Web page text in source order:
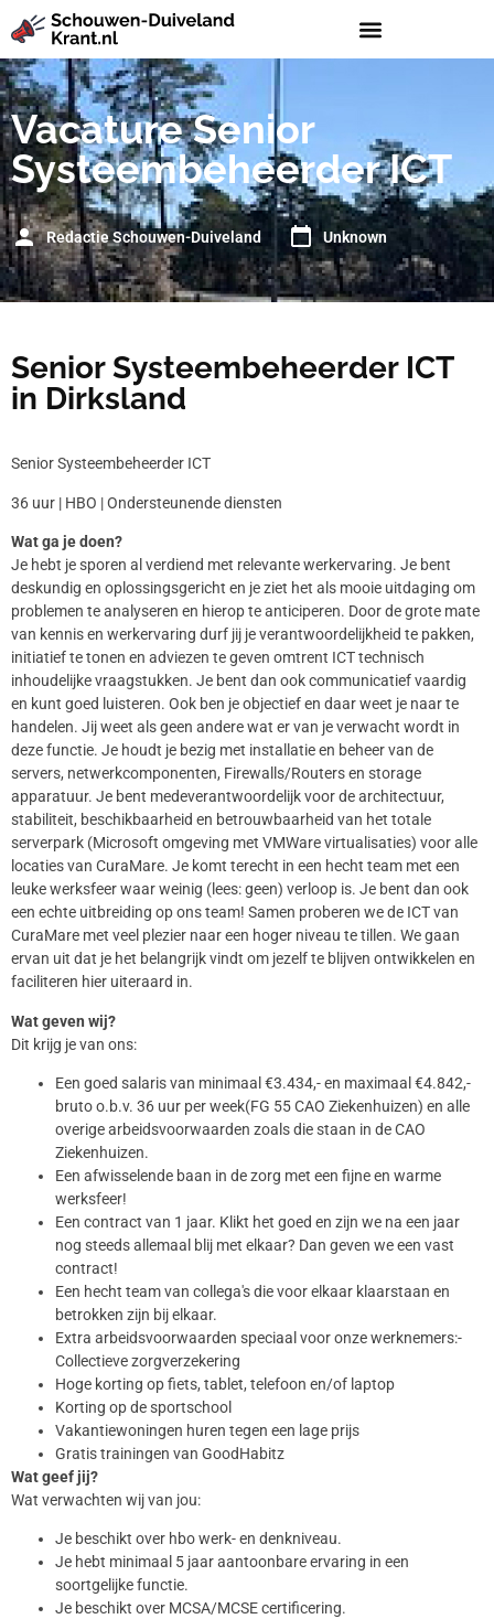
Vacature Senior
Systeembeheerder ICT
Redactie Schouwen-Duiveland Unknown
Senior Systeembeheerder ICT
in Dirksland
Senior Systeembeheerder ICT
36 uur | HBO | Ondersteunende diensten
Wat ga je doen?
Je hebt je sporen al verdiend met relevante werkervaring. Je bent
deskundig en oplossingsgericht en je ziet het als mooie uitdaging om
problemen te analyseren en hierop te anticiperen. Door de grote mate
van kennis en werkervaring durf jij je verantwoordelijkheid te pakken,
initiatief te tonen en adviezen te geven omtrent ICT technisch
inhoudelijke vraagstukken. Je bent dan ook communicatief vaardig
en kunt goed luisteren. Ook ben je objectief en daar weet je naar te
handelen. Jij weet als geen andere wat er van je verwacht wordt in
deze functie. Je houdt je bezig met installatie en beheer van de
servers, netwerkcomponenten, Firewalls/Routers en storage
apparatuur. Je bent medeverantwoordelijk voor de architectuur,
stabiliteit, beschikbaarheid en betrouwbaarheid van het totale
serverpark (Microsoft omgeving met VMWare virtualisaties) voor alle
locaties van CuraMare. Je komt terecht in een hecht team met een
leuke werksfeer waar weinig (lees: geen) verloop is. Je bent dan ook
een echte uitbreiding op ons team! Samen proberen we de ICT van
CuraMare met veel plezier naar een hoger niveau te tillen. We gaan
ervan uit dat je het belangrijk vindt om jezelf te blijven ontwikkelen en
faciliteren hier uiteraard in.
Wat geven wij?
Dit krijg je van ons:
Een goed salaris van minimaal €3.434,- en maximaal €4.842,-
bruto o.b.v. 36 uur per week(FG 55 CAO Ziekenhuizen) en alle
overige arbeidsvoorwaarden zoals die staan in de CAO
Ziekenhuizen.
Een afwisselende baan in de zorg met een fijne en warme
werksfeer!
Een contract van 1 jaar. Klikt het goed en zijn we na een jaar
nog steeds allemaal blij met elkaar? Dan geven we een vast
contract!
Een hecht team van collega's die voor elkaar klaarstaan en
betrokken zijn bij elkaar.
Extra arbeidsvoorwaarden speciaal voor onze werknemers:-
Collectieve zorgverzekering
Hoge korting op fiets, tablet, telefoon en/of laptop
Korting op de sportschool
Vakantiewoningen huren tegen een lage prijs
Gratis trainingen van GoodHabitz
Wat geef jij?
Wat verwachten wij van jou:
Je beschikt over hbo werk- en denkniveau.
Je hebt minimaal 5 jaar aantoonbare ervaring in een
soortgelijke functie.
Je beschikt over MCSA/MCSE certificering.